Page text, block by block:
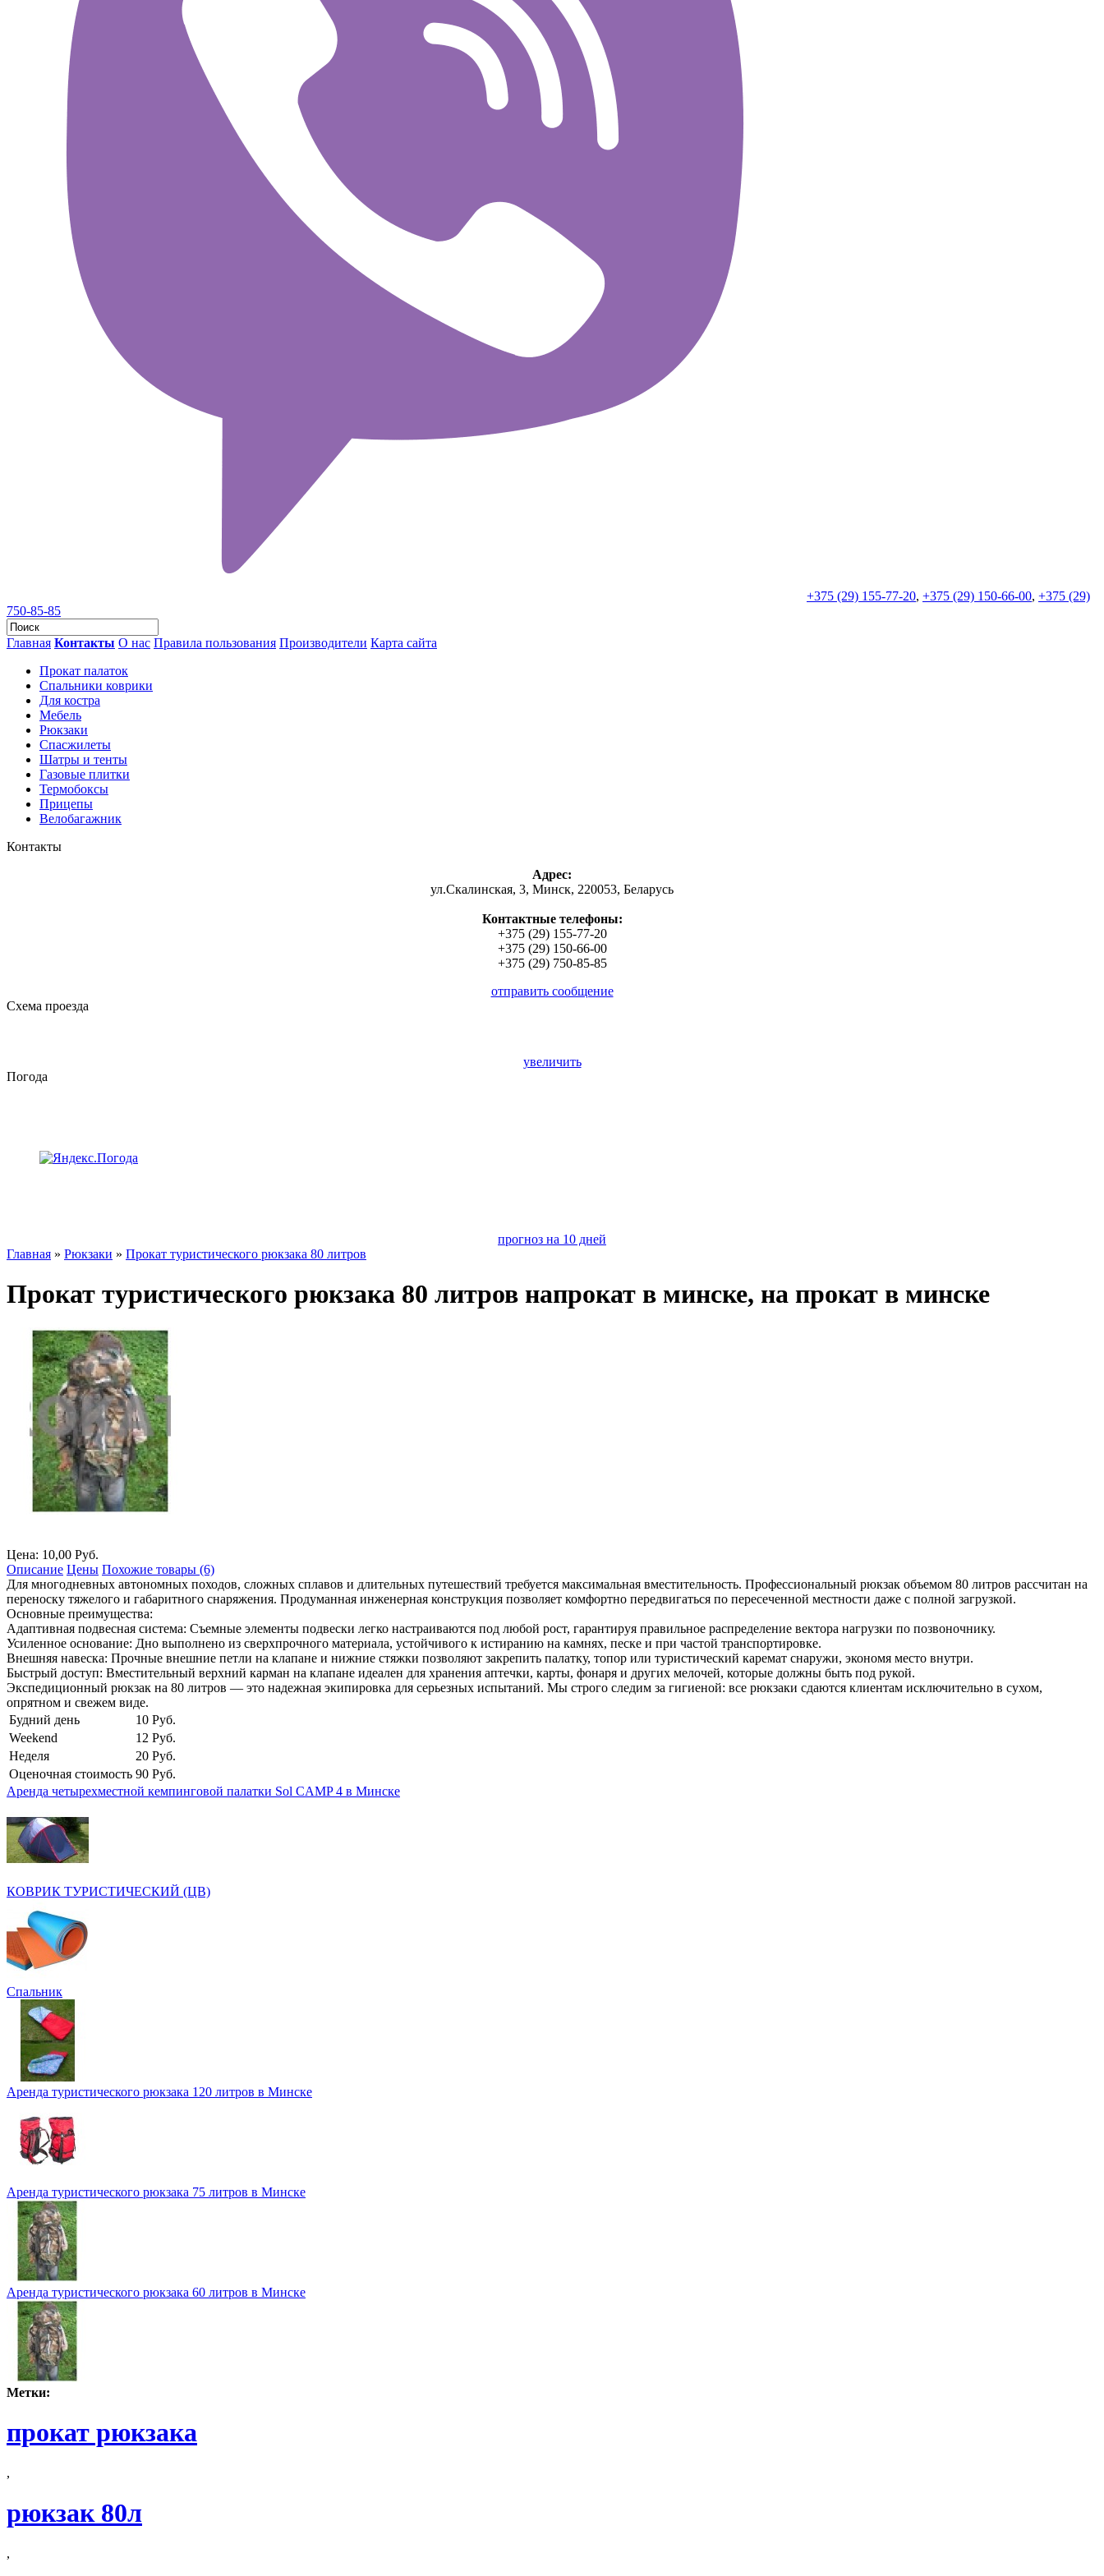
+375 (29) 155-77-20, +375 (29) 150-66-00, +375 (29)
750-85-85
Главная Контакты О нас Правила пользования Производители Карта сайта
Прокат палаток
Спальники коврики
Для костра
Мебель
Рюкзаки
Спасжилеты
Шатры и тенты
Газовые плитки
Термобоксы
Прицепы
Велобагажник
Контакты
Адрес:
ул.Скалинская, 3, Минск, 220053, Беларусь
Контактные телефоны:
+375 (29) 155-77-20
+375 (29) 150-66-00
+375 (29) 750-85-85
отправить сообщение
Схема проезда
увеличить
Погода
прогноз на 10 дней
Главная » Рюкзаки » Прокат туристического рюкзака 80 литров
Прокат туристического рюкзака 80 литров напрокат в минске, на прокат в минске
Цена: 10,00 Руб.
Описание Цены Похожие товары (6)
Для многодневных автономных походов, сложных сплавов и длительных путешествий требуется максимальная вместительность. Профессиональный рюкзак объемом 80 литров рассчитан на
переноску тяжелого и габаритного снаряжения. Продуманная инженерная конструкция позволяет комфортно передвигаться по пересеченной местности даже с полной загрузкой.
Основные преимущества:
Адаптивная подвесная система: Съемные элементы подвески легко настраиваются под любой рост, гарантируя правильное распределение вектора нагрузки по позвоночнику.
Усиленное основание: Дно выполнено из сверхпрочного материала, устойчивого к истиранию на камнях, песке и при частой транспортировке.
Внешняя навеска: Прочные внешние петли на клапане и нижние стяжки позволяют закрепить палатку, топор или туристический каремат снаружи, экономя место внутри.
Быстрый доступ: Вместительный верхний карман на клапане идеален для хранения аптечки, карты, фонаря и других мелочей, которые должны быть под рукой.
Экспедиционный рюкзак на 80 литров — это надежная экипировка для серьезных испытаний. Мы строго следим за гигиеной: все рюкзаки сдаются клиентам исключительно в сухом,
опрятном и свежем виде.
Будний день
10 Руб.
Weekend
12 Руб.
Неделя
20 Руб.
Оценочная стоимость 90 Руб.
Аренда четырехместной кемпинговой палатки Sol CAMP 4 в Минске
КОВРИК ТУРИСТИЧЕСКИЙ (ЦВ)
Спальник
Аренда туристического рюкзака 120 литров в Минске
Аренда туристического рюкзака 75 литров в Минске
Аренда туристического рюкзака 60 литров в Минске
Метки:
прокат рюкзака
,
рюкзак 80л
,